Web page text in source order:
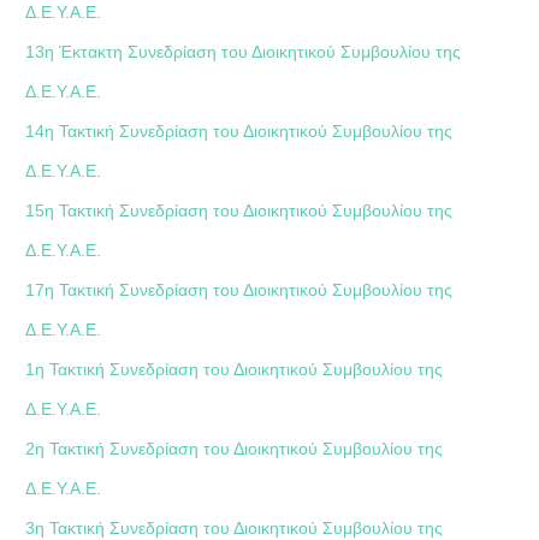
Δ.Ε.Υ.Α.Ε.
13η Έκτακτη Συνεδρίαση του Διοικητικού Συμβουλίου της
Δ.Ε.Υ.Α.Ε.
14η Τακτική Συνεδρίαση του Διοικητικού Συμβουλίου της
Δ.Ε.Υ.Α.Ε.
15η Τακτική Συνεδρίαση του Διοικητικού Συμβουλίου της
Δ.Ε.Υ.Α.Ε.
17η Τακτική Συνεδρίαση του Διοικητικού Συμβουλίου της
Δ.Ε.Υ.Α.Ε.
1η Τακτική Συνεδρίαση του Διοικητικού Συμβουλίου της
Δ.Ε.Υ.Α.Ε.
2η Τακτική Συνεδρίαση του Διοικητικού Συμβουλίου της
Δ.Ε.Υ.Α.Ε.
3η Τακτική Συνεδρίαση του Διοικητικού Συμβουλίου της